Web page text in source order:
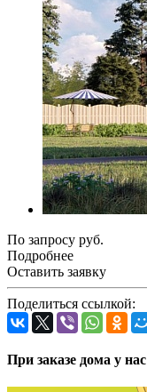
По запросу руб.
Подробнее
Оставить заявку
Поделиться ссылкой:
При заказе дома у нас